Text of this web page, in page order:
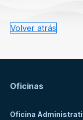
Volver atrás
Oficinas
Oficina